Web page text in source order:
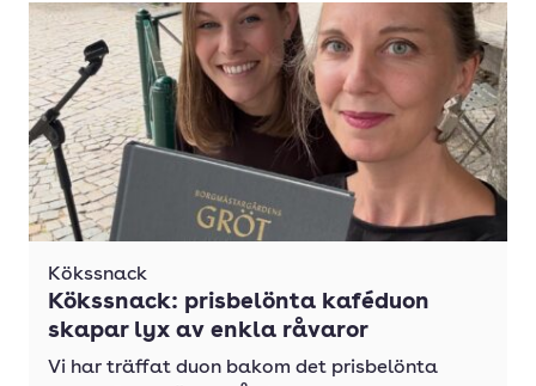
Kökssnack
Kökssnack: prisbelönta kaféduon
skapar lyx av enkla råvaror
Vi har träffat duon bakom det prisbelönta